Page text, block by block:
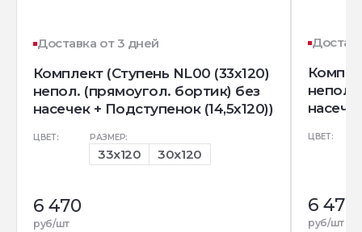
Доставка от 3 дней
Комплект (Ступень NL00 (33x120)
непол. (прямоугол. бортик) без
насечек + Подступенок (14,5x120))
ЦВЕТ: РАЗМЕР:
33x120 30x120
6 470
руб/шт
непол.
ЦВЕТ:
6 470
руб/шт